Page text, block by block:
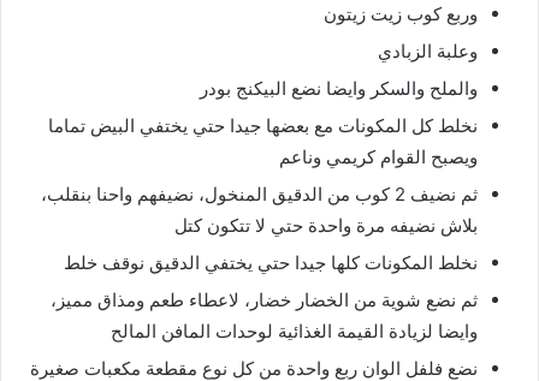
وربع كوب زيت زيتون
وعلبة الزبادي
والملح والسكر وايضا نضع البيكنج بودر
نخلط كل المكونات مع بعضها جيدا حتي يختفي البيض تماما
ويصبح القوام كريمي وناعم
ثم نضيف 2 كوب من الدقيق المنخول، نضيفهم واحنا بنقلب،
بلاش نضيفه مرة واحدة حتي لا تتكون كتل
نخلط المكونات كلها جيدا حتي يختفي الدقيق نوقف خلط
ثم نضع شوية من الخضار خضار، لاعطاء طعم ومذاق مميز،
وايضا لزيادة القيمة الغذائية لوحدات المافن المالح
نضع فلفل الوان ربع واحدة من كل نوع مقطعة مكعبات صغيرة